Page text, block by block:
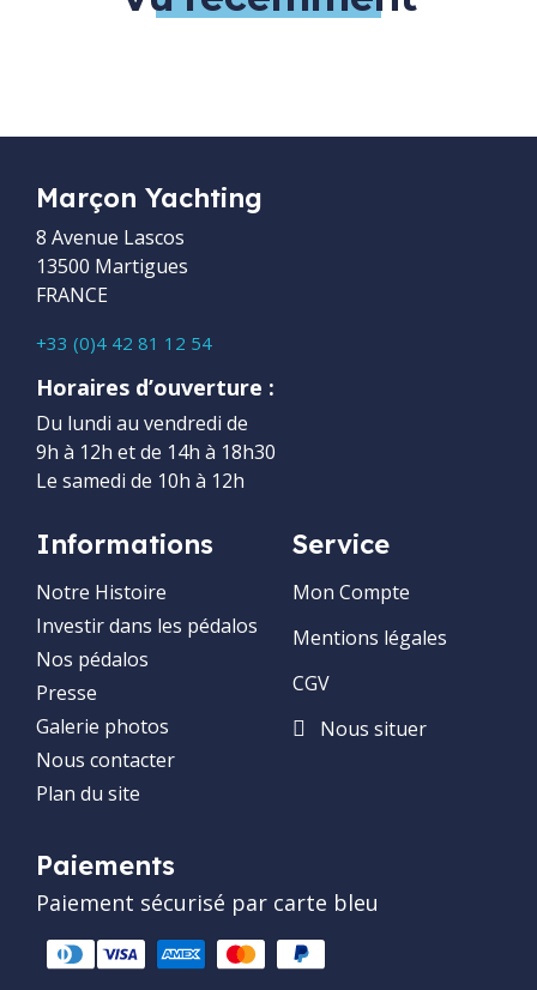
Marçon Yachting
8 Avenue Lascos
13500 Martigues
FRANCE
+33 (0)4 42 81 12 54
Horaires d’ouverture :
Du lundi au vendredi de
9h à 12h et de 14h à 18h30
Le samedi de 10h à 12h
Informations
Notre Histoire
Investir dans les pédalos
Nos pédalos
Presse
Galerie photos
Nous contacter
Plan du site
Service
Mon Compte
Mentions légales
CGV
Nous situer
Paiements
Paiement sécurisé par carte bleu